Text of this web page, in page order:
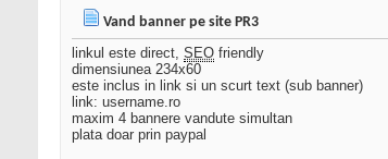
Vand banner pe site PR3
linkul este direct, SEO friendly
dimensiunea 234x60
este inclus in link si un scurt text (sub banner)
link: username.ro
maxim 4 bannere vandute simultan
plata doar prin paypal